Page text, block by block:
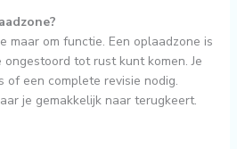
maar om functie. Een oplaadzone is
tot rust kunt komen. Je
of een complete revisie nodig.
je gemakkelijk naar terugkeert.